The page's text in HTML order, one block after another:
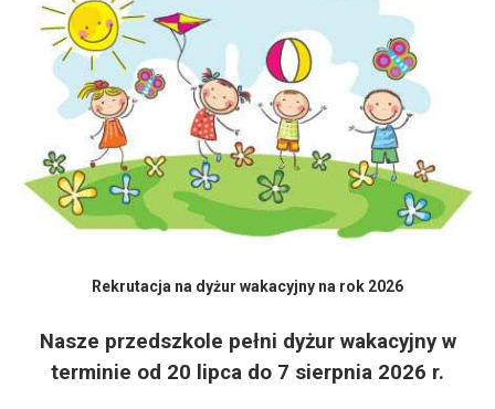
Rekrutacja na dyżur wakacyjny na rok 2026
Nasze przedszkole pełni dyżur wakacyjny w
terminie od 20 lipca do 7 sierpnia 2026 r.